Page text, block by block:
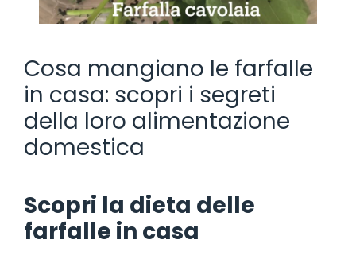
Cosa mangiano le farfalle
in casa: scopri i segreti
della loro alimentazione
domestica
Scopri la dieta delle
farfalle in casa